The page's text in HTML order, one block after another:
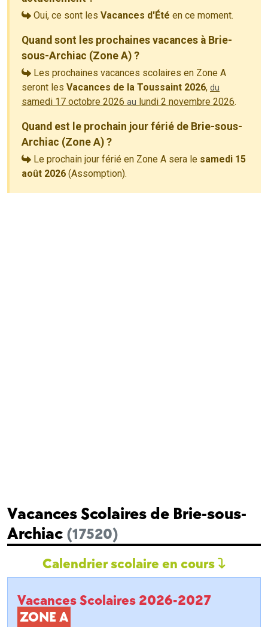
Oui, ce sont les Vacances d'Été en ce moment.
Quand sont les prochaines vacances à Brie-
sous-Archiac (Zone A) ?
Les prochaines vacances scolaires en Zone A
seront les Vacances de la Toussaint 2026, du
samedi 17 octobre 2026 au lundi 2 novembre 2026.
Quand est le prochain jour férié de Brie-sous-
Archiac (Zone A) ?
Le prochain jour férié en Zone A sera le samedi 15
août 2026 (Assomption).
Vacances Scolaires de Brie-sous-
Archiac (17520)
Calendrier scolaire en cours
Vacances Scolaires 2026-2027
ZONE A